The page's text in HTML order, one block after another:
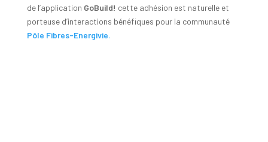
de l’application GoBuild! cette adhésion est naturelle et
porteuse d’interactions bénéfiques pour la communauté
Pôle Fibres-Energivie.